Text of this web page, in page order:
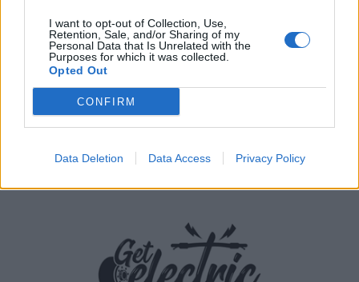
I want to opt-out of Collection, Use,
Retention, Sale, and/or Sharing of my
Personal Data that Is Unrelated with the
Purposes for which it was collected.
Opted Out
CONFIRM
Data Deletion Data Access Privacy Policy